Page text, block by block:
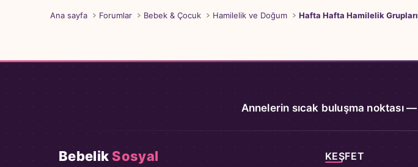
Ana sayfa Forumlar Bebek & Çocuk Hamilelik ve Doğum Hafta Hafta Hamilelik Grupları
Annelerin sıcak buluşma noktası
Bebelik Sosyal KEŞFET